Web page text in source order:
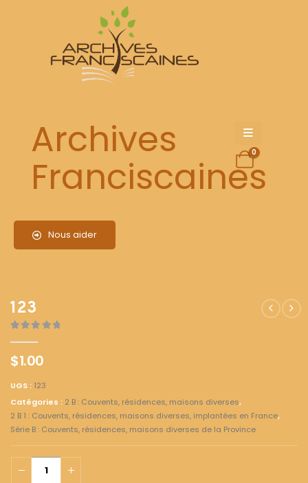
Archives
Franciscaines
Nous aider
0
123
$1.00
UGS : 123
Catégories : 2 B : Couvents, résidences, maisons diverses,
2 B 1 : Couvents, résidences, maisons diverses, implantées en France,
Série B : Couvents, résidences, maisons diverses de la Province